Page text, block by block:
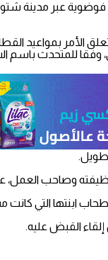
عبر مدينة
وفقا للمتحدث باسم
طويل.
وصاحب
ابنتها التي كانت
القبض عليه.